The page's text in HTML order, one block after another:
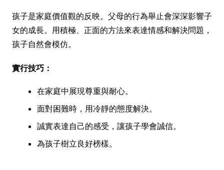
孩子是家庭價值觀的反映。父母的行為舉止會深深影響子
女的成長。用積極、正面的方法來表達情感和解決問題，
孩子自然會模仿。
實行技巧：
在家庭中展現尊重與耐心。
面對困難時，用冷靜的態度解決。
誠實表達自己的感受，讓孩子學會誠信。
為孩子樹立良好榜樣。